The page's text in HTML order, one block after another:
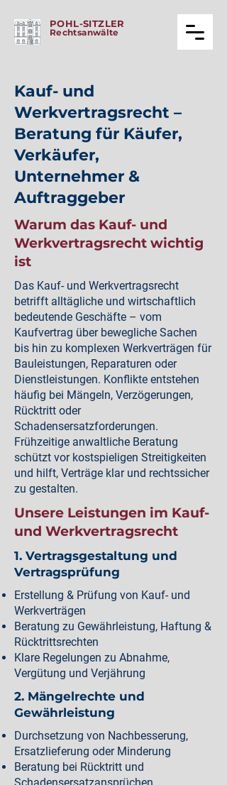
POHL-SITZLER
Rechtsanwälte
Kauf- und
Werkvertragsrecht –
Beratung für Käufer,
Verkäufer,
Unternehmer &
Auftraggeber
Warum das Kauf- und
Werkvertragsrecht wichtig
ist
Das Kauf- und Werkvertragsrecht
betrifft alltägliche und wirtschaftlich
bedeutende Geschäfte – vom
Kaufvertrag über bewegliche Sachen
bis hin zu komplexen Werkverträgen für
Bauleistungen, Reparaturen oder
Dienstleistungen. Konflikte entstehen
häufig bei Mängeln, Verzögerungen,
Rücktritt oder
Schadensersatzforderungen.
Frühzeitige anwaltliche Beratung
schützt vor kostspieligen Streitigkeiten
und hilft, Verträge klar und rechtssicher
zu gestalten.
Unsere Leistungen im Kauf-
und Werkvertragsrecht
1. Vertragsgestaltung und
Vertragsprüfung
Erstellung & Prüfung von Kauf- und
Werkverträgen
Beratung zu Gewährleistung, Haftung &
Rücktrittsrechten
Klare Regelungen zu Abnahme,
Vergütung und Verjährung
2. Mängelrechte und
Gewährleistung
Durchsetzung von Nachbesserung,
Ersatzlieferung oder Minderung
Beratung bei Rücktritt und